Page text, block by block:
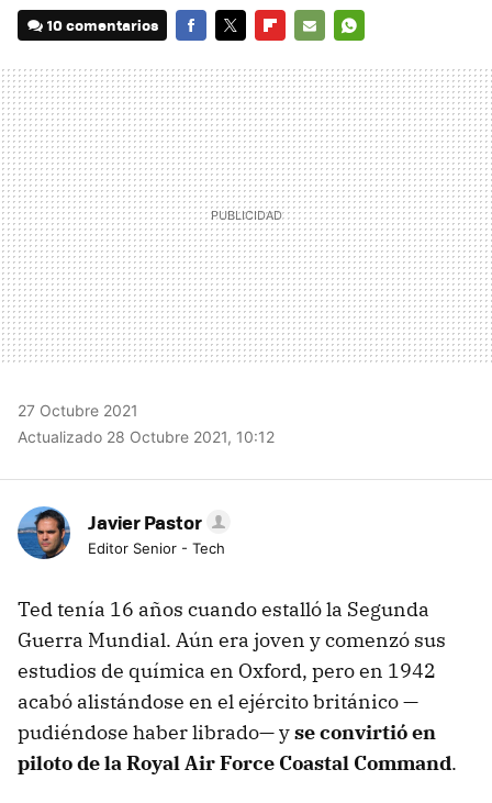
10 comentarios
MAIL
27 Octubre 2021
Actualizado 28 Octubre 2021, 10:12
Javier Pastor
Editor Senior - Tech
Ted tenía 16 años cuando estalló la Segunda
Guerra Mundial. Aún era joven y comenzó sus
estudios de química en Oxford, pero en 1942
acabó alistándose en el ejército británico —
pudiéndose haber librado— yse convirtió en
piloto de la Royal Air Force Coastal Command.